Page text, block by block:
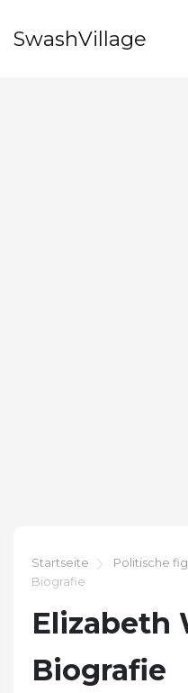
SwashVillage
Startseite Politische
Biografie
Elizabeth
Biografie